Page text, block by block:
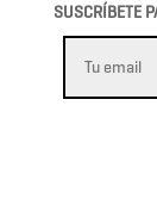
SUSCRÍBETE